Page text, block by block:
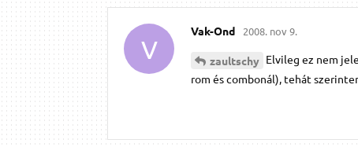
V
Vak-Ond 2008. nov 9.
zaultschy Elvileg ez nem
rom és combonál), tehát